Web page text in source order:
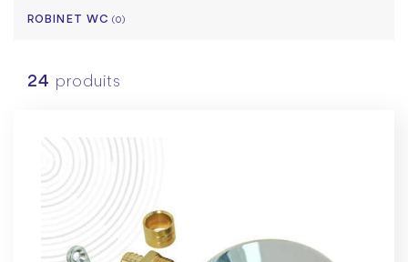
ROBINET WC(0)
24 produits